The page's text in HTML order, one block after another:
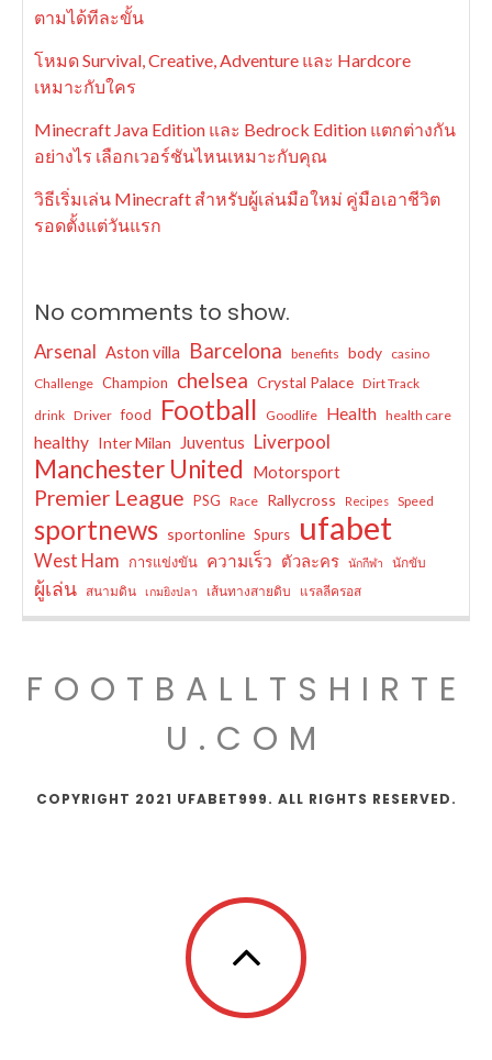
ตามได้ทีละขั้น
โหมด Survival, Creative, Adventure และ Hardcore
เหมาะกับใคร
Minecraft Java Edition และ Bedrock Edition แตกต่างกัน
อย่างไร เลือกเวอร์ชันไหนเหมาะกับคุณ
วิธีเริ่มเล่น Minecraft สำหรับผู้เล่นมือใหม่ คู่มือเอาชีวิต
รอดตั้งแต่วันแรก
No comments to show.
Arsenal Aston villa Barcelona benefits body casino
Challenge Champion chelsea Crystal Palace Dirt Track
drink Driver food Football Goodlife Health health care
healthy Inter Milan Juventus Liverpool
Manchester United Motorsport
Premier League PSG Race Rallycross Recipes Speed
sportnews sportonline Spurs ufabet
West Ham การแข่งขัน ความเร็ว ตัวละคร นักกีฬา นักขับ
ผู้เล่น สนามดิน เกมยิงปลา เส้นทางสายดิบ แรลลีครอส
FOOTBALLTSHIRTE
U.COM
COPYRIGHT 2021 UFABET999. ALL RIGHTS RESERVED.